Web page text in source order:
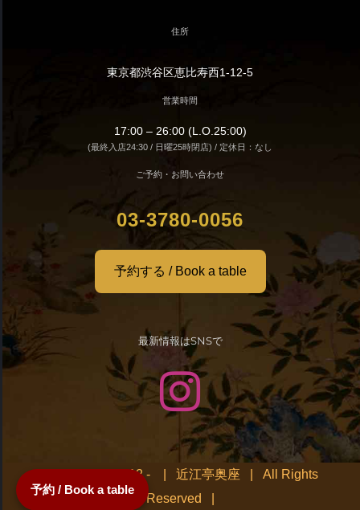
住所
東京都渋谷区恵比寿西1-12-5
営業時間
17:00 – 26:00 (L.O.25:00)
(最終入店24:30 / 日曜25時閉店) / 定休日：なし
ご予約・お問い合わせ
03-3780-0056
予約する / Book a table
最新情報はSNSで
予約 / Book a table
© Copyright 2012 -
| 近江亭奥座 | All Rights
Reserved |